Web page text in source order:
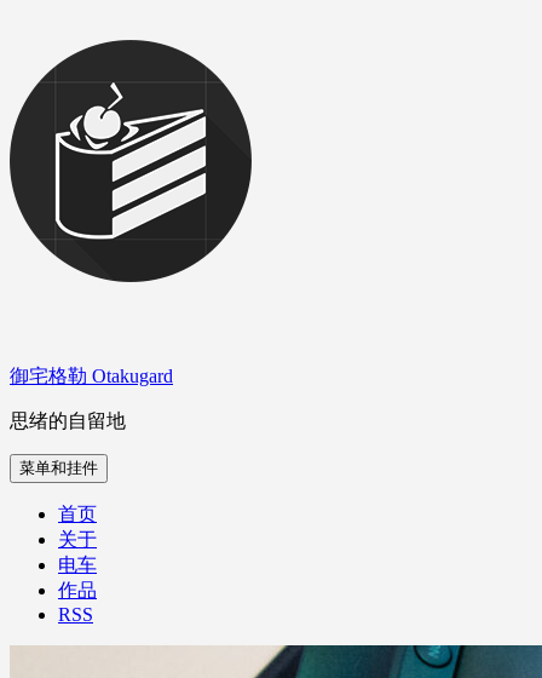
容
御宅格勒 Otakugard
思绪的自留地
菜单和挂件
首页
关于
电车
作品
RSS